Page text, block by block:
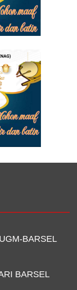
BARSEL
BARSEL